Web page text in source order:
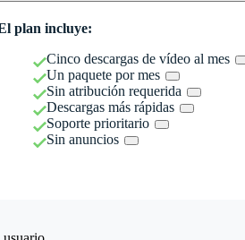
plan incluye:
Cinco descargas de vídeo al mes
Un paquete por mes
Sin atribución requerida
Descargas más rápidas
Soporte prioritario
Sin anuncios